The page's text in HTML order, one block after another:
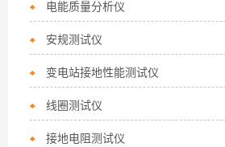
电能质量分析仪
安规测试仪
变电站接地性能测试仪
线圈测试仪
接地电阻测试仪